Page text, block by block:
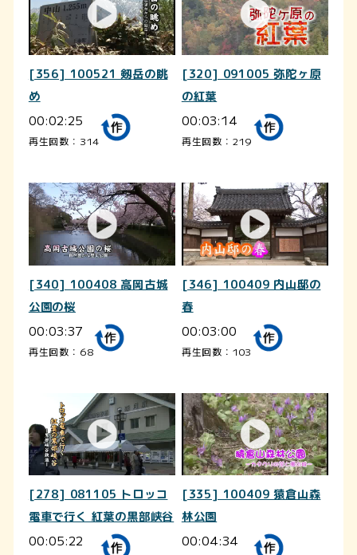
[356] 100521 剱岳の眺
め
00:02:25
再生回数：314
[320] 091005 弥陀ヶ原
の紅葉
00:03:14
再生回数：219
[340] 100408 高岡古城
公園の桜
00:03:37
再生回数：68
[346] 100409 内山邸の
春
00:03:00
再生回数：103
[278] 081105 トロッコ
電車で行く 紅葉の黒部峡谷
00:05:22
[335] 100409 猿倉山森
林公園
00:04:34